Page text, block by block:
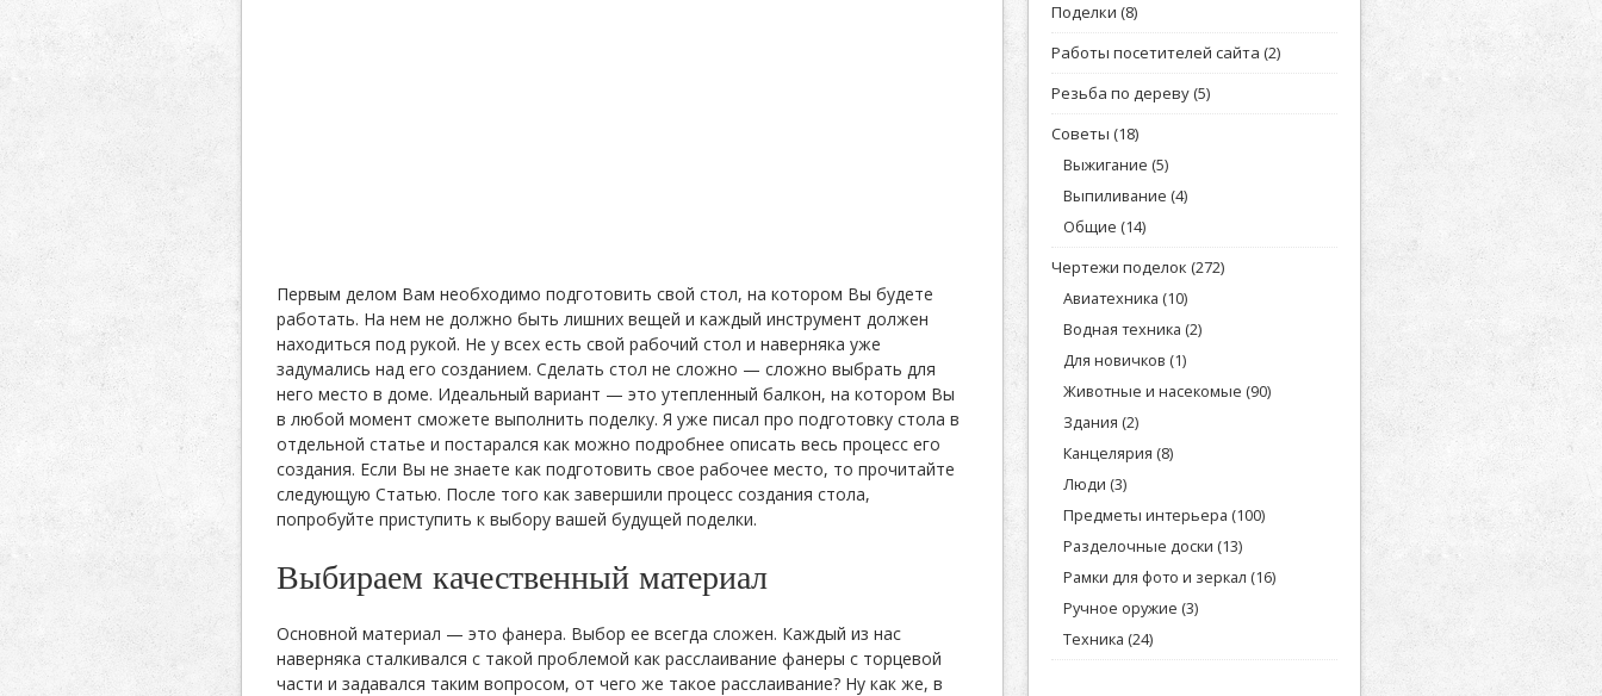
Первым делом Вам необходимо подготовить свой стол, на котором Вы будете
работать. На нем не должно быть лишних вещей и каждый инструмент должен
находиться под рукой. Не у всех есть свой рабочий стол и наверняка уже
задумались над его созданием. Сделать стол не сложно — сложно выбрать для
него место в доме. Идеальный вариант — это утепленный балкон, на котором Вы
в любой момент сможете выполнить поделку. Я уже писал про подготовку стола в
отдельной статье и постарался как можно подробнее описать весь процесс его
создания. Если Вы не знаете как подготовить свое рабочее место, то прочитайте
следующую Статью. После того как завершили процесс создания стола,
попробуйте приступить к выбору вашей будущей поделки.
Выбираем качественный материал
Основной материал — это фанера. Выбор ее всегда сложен. Каждый из нас
наверняка сталкивался с такой проблемой как расслаивание фанеры с торцевой
части и задавался таким вопросом, от чего же такое расслаивание? Ну как же, в
Поделки (8)
Работы посетителей сайта (2)
Резьба по дереву(5)
Советы (18)
Выжигание (5)
Выпиливание (4)
Общие (14)
Чертежи поделок (272)
Авиатехника (10)
Водная техника (2)
Для новичков (1)
Животные и насекомые (90)
Здания (2)
Канцелярия (8)
Люди (3)
Предметы интерьера (100)
Разделочные доски (13)
Рамки для фото и зеркал (16)
Ручное оружие (3)
Техника (24)